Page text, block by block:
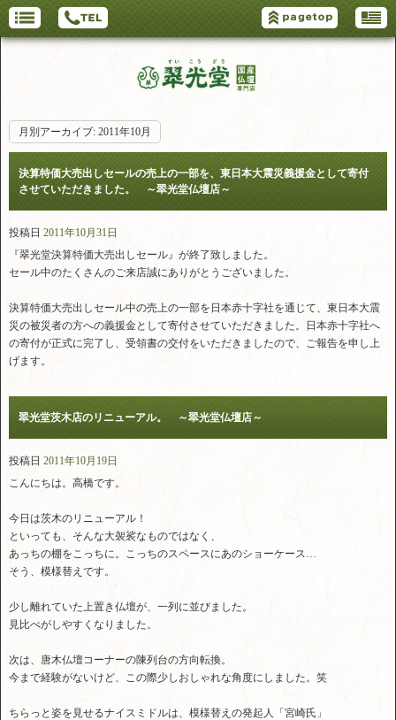
月別アーカイブ: 2011年10月
決算特価大売出しセールの売上の一部を、東日本大震災義援金として寄付
させていただきました。 ～翠光堂仏壇店～
投稿日 2011年10月31日
『翠光堂決算特価大売出しセール』が終了致しました。
セール中のたくさんのご来店誠にありがとうございました。
決算特価大売出しセール中の売上の一部を日本赤十字社を通じて、東日本大震
災の被災者の方への義援金として寄付させていただきました。日本赤十字社へ
の寄付が正式に完了し、受領書の交付をいただきましたので、ご報告を申し上
げます。
翠光堂茨木店のリニューアル。 ～翠光堂仏壇店～
投稿日 2011年10月19日
こんにちは。高橋です。
今日は茨木のリニューアル！
といっても、そんな大袈裟なものではなく、
あっちの棚をこっちに。こっちのスペースにあのショーケース…
そう、模様替えです。
少し離れていた上置き仏壇が、一列に並びました。
見比べがしやすくなりました。
次は、唐木仏壇コーナーの陳列台の方向転換。
今まで経験がないけど、この際少しおしゃれな角度にしました。笑
ちらっと姿を見せるナイスミドルは、模様替えの発起人「宮崎氏」